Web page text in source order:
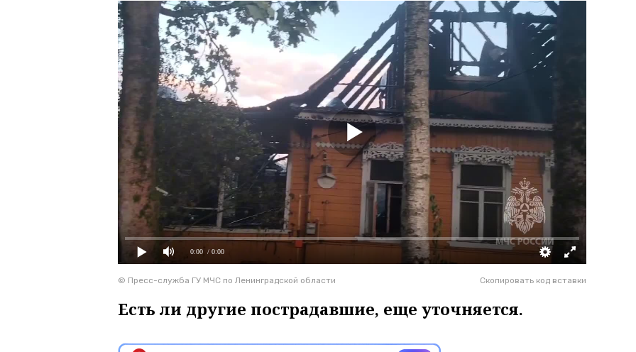
0:00 / 0:00
Скопировать код вставки
© Пресс-служба ГУ МЧС по Ленинградской области
Есть ли другие пострадавшие, еще уточняется.